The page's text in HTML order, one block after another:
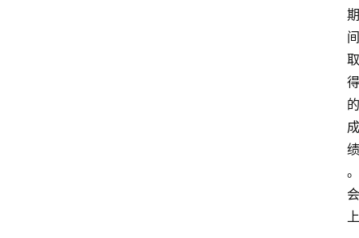
期
间
取
得
的
成
绩
。
会
上